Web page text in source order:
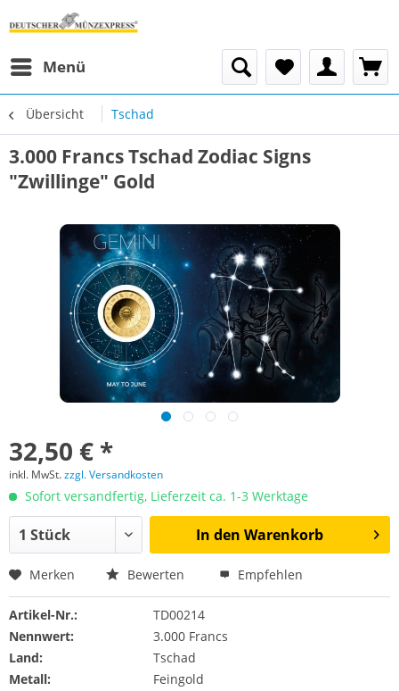
Menü
Übersicht Tschad
3.000 Francs Tschad Zodiac Signs
"Zwillinge" Gold
32,50 € *
inkl. MwSt.zzgl. Versandkosten
Sofort versandfertig, Lieferzeit ca. 1-3 Werktage
In den Warenkorb
Merken Bewerten Empfehlen
Artikel-Nr.:
TD00214
Nennwert:
3.000 Francs
Land:
Tschad
Metall:
Feingold